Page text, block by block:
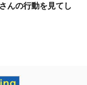
んの行動を見てし